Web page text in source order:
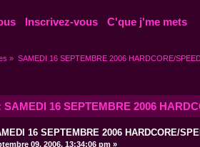
Inscrivez-vous C'que j'me mets
» SAMEDI 16 SEPTEMBRE 2006 HARDCORE/
SAMEDI 16 SEPTEMBRE 2006
16 SEPTEMBRE 2006 HARDCORE/
09, 2006, 13:34:06 pm »